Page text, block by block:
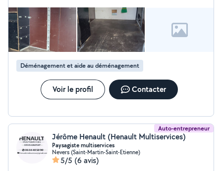
Déménagement et aide au déménagement
Voir le profil Contacter
Auto-entrepreneur
Jérôme Henault (Henault Multiservices)
Paysagiste multiservices
Nevers (Saint-Martin-Saint-Etienne)
5/5 (6 avis)